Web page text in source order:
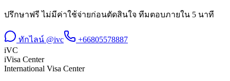
ปรึกษาฟรี ไม่มีค่าใช้จ่ายก่อนตัดสินใจ ทีมตอบภายใน 5 นาที
ทักไลน์ @ivc
+66805578887
iVC
iVisa Center
International Visa Center